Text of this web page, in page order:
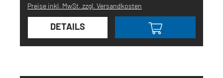
Preise inkl. MwSt. zzgl. Versandkosten
DETAILS